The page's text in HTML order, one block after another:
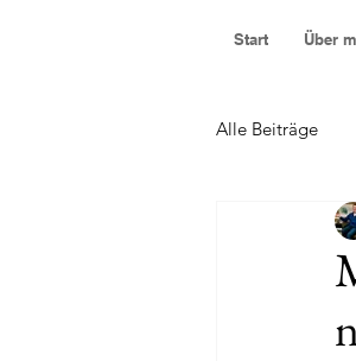
Start Über
Alle Beiträge